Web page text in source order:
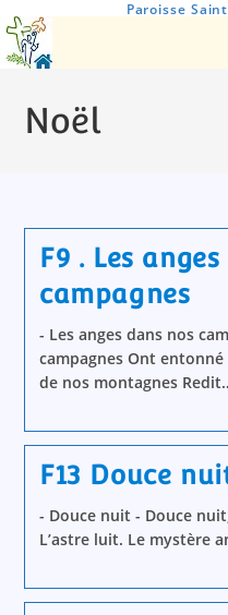
Paroisse
Noël
F9 . Les
campagnes
- Les anges dans nos
campagnes Ont entonné
de nos montagnes
F13 Douce
- Douce nuit - Douce
L’astre luit. Le mystère